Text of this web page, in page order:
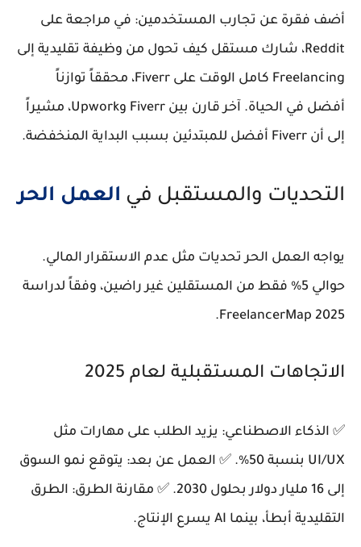
أضف فقرة عن تجارب المستخدمين: في مراجعة على
Reddit، شارك مستقل كيف تحول من وظيفة تقليدية إلى
Freelancing كامل الوقت على Fiverr، محققاً توازناً
أفضل في الحياة. آخر قارن بين Fiverr وUpwork، مشيراً
إلى أن Fiverr أفضل للمبتدئين بسبب البداية المنخفضة.
التحديات والمستقبل في العمل الحر
يواجه العمل الحر تحديات مثل عدم الاستقرار المالي.
حوالي 5% فقط من المستقلين غير راضين، وفقاً لدراسة
FreelancerMap 2025.
الاتجاهات المستقبلية لعام 2025
✅ الذكاء الاصطناعي: يزيد الطلب على مهارات مثل
UI/UX بنسبة 50%. ✅ العمل عن بعد: يتوقع نمو السوق
إلى 16 مليار دولار بحلول 2030. ✅ مقارنة الطرق: الطرق
التقليدية أبطأ، بينما AI يسرع الإنتاج.